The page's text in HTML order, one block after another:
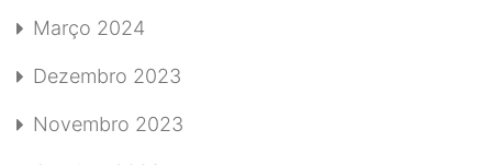
Março 2024
Dezembro 2023
Novembro 2023